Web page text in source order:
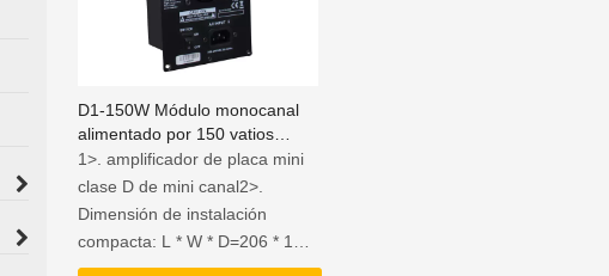
D1-150W Módulo monocanal
alimentado por 150 vatios
Clase D
1>. amplificador de placa mini
clase D de mini canal2>.
Dimensión de instalación
compacta: L * W * D=206 * 115
* 67 mm3>. Instalación ligera y